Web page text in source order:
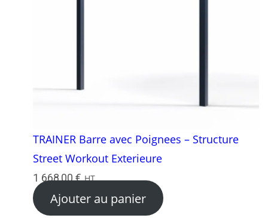
TRAINER Barre avec Poignees – Structure
Street Workout Exterieure
1 668,00€ HT
Ajouter au panier